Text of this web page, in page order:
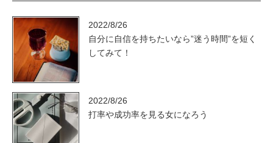
2022/8/26
自分に自信を持ちたいなら”迷う時間”を短く
してみて！
2022/8/26
打率や成功率を見る女になろう